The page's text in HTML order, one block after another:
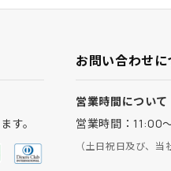
す。
お問い合わせに
営業時間について
営業時間：11:00
（土日祝日及び、当